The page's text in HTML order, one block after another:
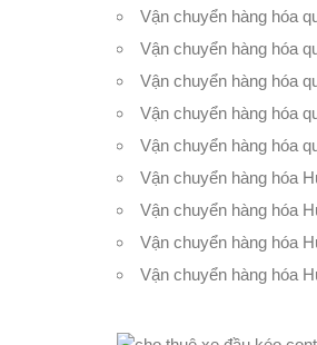
Vận chuyển hàng hóa
Vận chuyển hàng hóa
Vận chuyển hàng hóa
Vận chuyển hàng hóa
Vận chuyển hàng hóa
Vận chuyển hàng hóa
Vận chuyển hàng hóa
Vận chuyển hàng hóa
Vận chuyển hàng hóa